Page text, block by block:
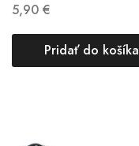
5,90 €
Pridať do košíka